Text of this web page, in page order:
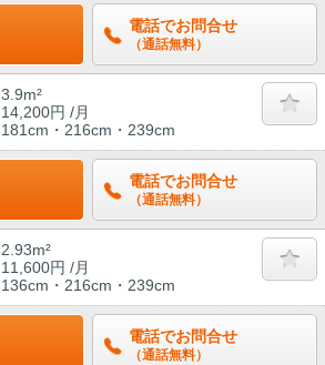
電話でお問合せ
（通話無料）
3.9m²
14,200円 /月
181cm・216cm・239cm
電話でお問合せ
（通話無料）
2.93m²
11,600円 /月
136cm・216cm・239cm
電話でお問合せ
（通話無料）